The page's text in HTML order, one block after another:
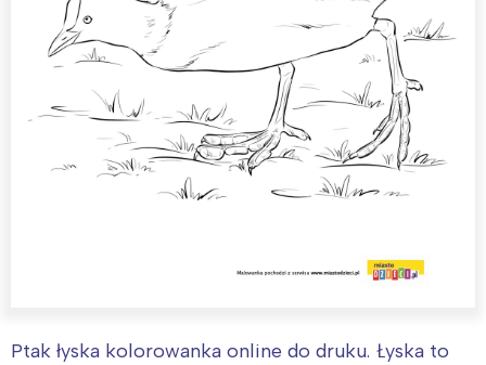
Ptak łyska kolorowanka online do druku. Łyska to